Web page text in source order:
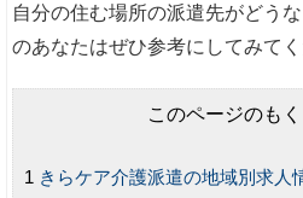
自分の住む場所の派遣先がどう
のあなたはぜひ参考にしてみてく
このページのも
きらケア介護派遣の地域別求人